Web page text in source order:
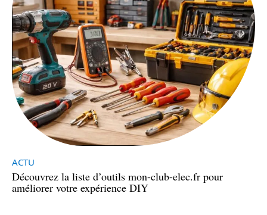
ACTU
Découvrez la liste d’outils mon-club-elec.fr pour
améliorer votre expérience DIY